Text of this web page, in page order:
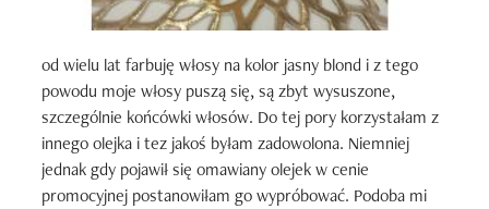
od wielu lat farbuję włosy na kolor jasny blond i z tego
powodu moje włosy puszą się, są zbyt wysuszone,
szczególnie końcówki włosów. Do tej pory korzystałam z
innego olejka i tez jakoś byłam zadowolona. Niemniej
jednak gdy pojawił się omawiany olejek w cenie
promocyjnej postanowiłam go wypróbować. Podoba mi